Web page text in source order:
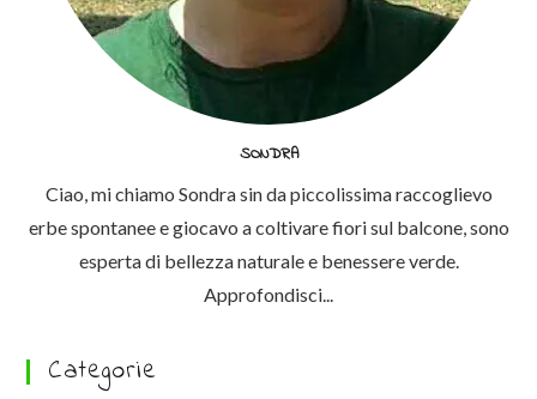
SONDRA
Ciao, mi chiamo Sondra sin da piccolissima raccoglievo
erbe spontanee e giocavo a coltivare fiori sul balcone, sono
esperta di bellezza naturale e benessere verde.
Approfondisci...
Categorie